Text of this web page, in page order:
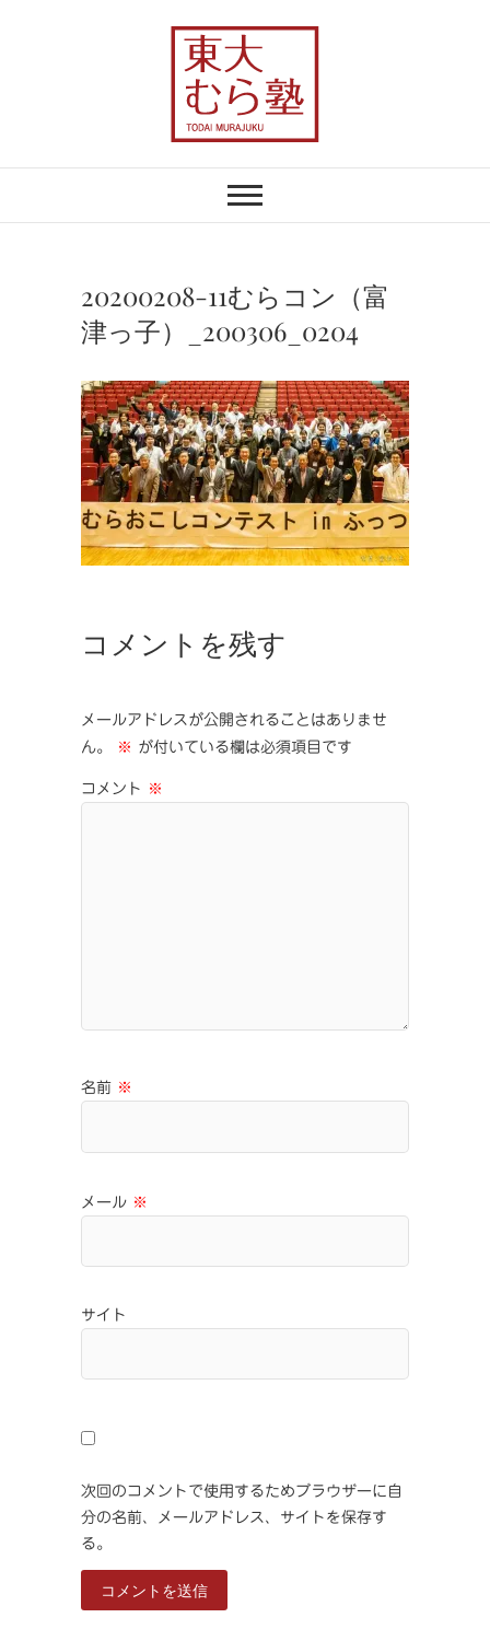
東大むら塾
20200208-11むらコン（富
津っ子）_200306_0204
コメントを残す
メールアドレスが公開されることはありませ
ん。
※ が付いている欄は必須項目です
コメント ※
名前 ※
メール ※
サイト
次回のコメントで使用するためブラウザーに自
分の名前、メールアドレス、サイトを保存す
る。